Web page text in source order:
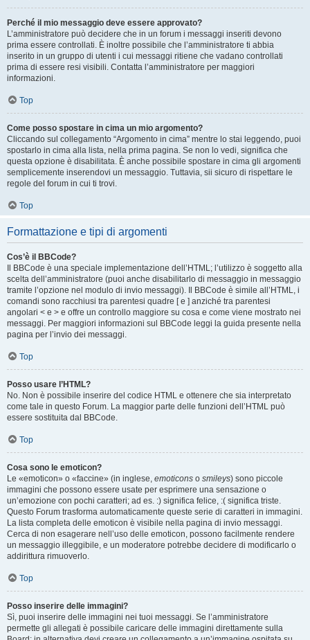
Perché il mio messaggio deve essere approvato?
L’amministratore può decidere che in un forum i messaggi inseriti devono
prima essere controllati. È inoltre possibile che l’amministratore ti abbia
inserito in un gruppo di utenti i cui messaggi ritiene che vadano controllati
prima di essere resi visibili. Contatta l’amministratore per maggiori
informazioni.
Top
Come posso spostare in cima un mio argomento?
Cliccando sul collegamento “Argomento in cima” mentre lo stai leggendo, puoi
spostarlo in cima alla lista, nella prima pagina. Se non lo vedi, significa che
questa opzione è disabilitata. È anche possibile spostare in cima gli argomenti
semplicemente inserendovi un messaggio. Tuttavia, sii sicuro di rispettare le
regole del forum in cui ti trovi.
Top
Formattazione e tipi di argomenti
Cos’è il BBCode?
Il BBCode è una speciale implementazione dell’HTML; l’utilizzo è soggetto alla
scelta dell’amministratore (puoi anche disabilitarlo di messaggio in messaggio
tramite l’opzione nel modulo di invio messaggi). Il BBCode è simile all’HTML, i
comandi sono racchiusi tra parentesi quadre [ e ] anziché tra parentesi
angolari < e > e offre un controllo maggiore su cosa e come viene mostrato nei
messaggi. Per maggiori informazioni sul BBCode leggi la guida presente nella
pagina per l’invio dei messaggi.
Top
Posso usare l’HTML?
No. Non è possibile inserire del codice HTML e ottenere che sia interpretato
come tale in questo Forum. La maggior parte delle funzioni dell’HTML può
essere sostituita dal BBCode.
Top
Cosa sono le emoticon?
Le «emoticon» o «faccine» (in inglese, emoticons o smileys) sono piccole
immagini che possono essere usate per esprimere una sensazione o
un’emozione con pochi caratteri; ad es. :) significa felice, :( significa triste.
Questo Forum trasforma automaticamente queste serie di caratteri in immagini.
La lista completa delle emoticon è visibile nella pagina di invio messaggi.
Cerca di non esagerare nell’uso delle emoticon, possono facilmente rendere
un messaggio illeggibile, e un moderatore potrebbe decidere di modificarlo o
addirittura rimuoverlo.
Top
Posso inserire delle immagini?
Sì, puoi inserire delle immagini nei tuoi messaggi. Se l’amministratore
permette gli allegati è possibile caricare delle immagini direttamente sulla